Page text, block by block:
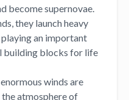
become supernovae.
they launch heavy
an important
building blocks for life
winds are
atmosphere of